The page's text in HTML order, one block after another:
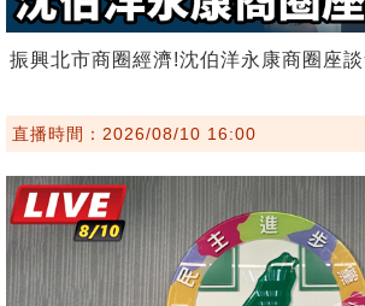
振興北市商圈經濟!沈伯洋永康商圈座談
直播時間：2026/08/10 16:00